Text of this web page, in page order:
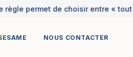
permet de choisir entre « tout »
NOUS CONTACTER